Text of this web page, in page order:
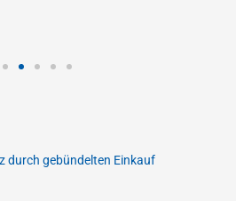
durch gebündelten Einkauf